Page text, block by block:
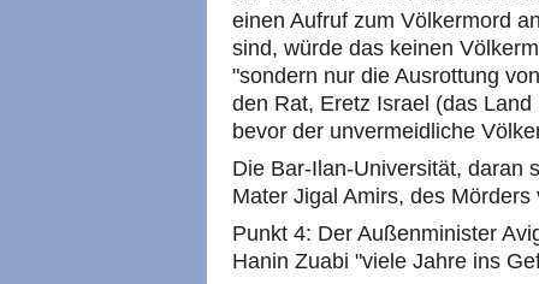
einen Aufruf zum Völkermord
sind, würde das keinen
"sondern nur die Ausrottung
den Rat, Eretz Israel (das
bevor der unvermeidliche
Die Bar-Ilan-Universität, daran
Mater Jigal Amirs, des
Punkt 4: Der Außenminister
Hanin Zuabi "viele Jahre ins